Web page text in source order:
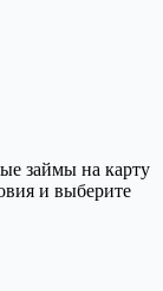
займы на карту
и выберите